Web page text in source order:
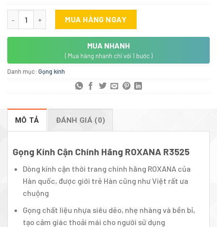
Gọng Kính Cận ROXANA R3525 số lượng
MUA HÀNG NGAY
MUA NHANH
( Mua hàng nhanh chỉ với 1 bước )
Danh mục: Gọng kính
MÔ TẢ ĐÁNH GIÁ (0)
Gọng Kính Cận Chính Hãng ROXANA R3525
Dòng kính cận thời trang chính hãng ROXANA của
Hàn quốc, được giới trẻ Hàn cũng như Việt rất ưa
chuộng
Gọng chất liệu nhựa siêu dẻo, nhẹ nhàng và bền bỉ,
tạo cảm giác thoải mái cho người sử dụng